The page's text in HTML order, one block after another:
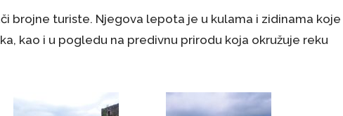
brojne turiste. Njegova lepota je u kulama i zidinama koje
kao i u pogledu na predivnu prirodu koja okružuje reku